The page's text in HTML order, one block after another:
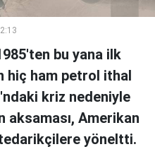
bu yana ilk
hiç ham petrol ithal
kriz nedeniyle
aksaması, Amerikan
yöneltti.